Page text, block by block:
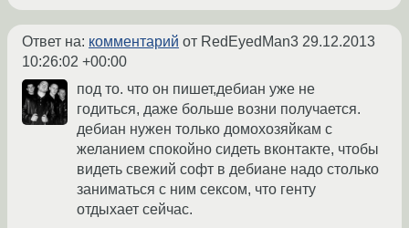
Ответ на: комментарий от RedEyedMan3 29.12.2013
10:26:02 +00:00
под то. что он пишет,дебиан уже не
годиться, даже больше возни получается.
дебиан нужен только домохозяйкам с
желанием спокойно сидеть вконтакте, чтобы
видеть свежий софт в дебиане надо столько
заниматься с ним сексом, что генту
отдыхает сейчас.